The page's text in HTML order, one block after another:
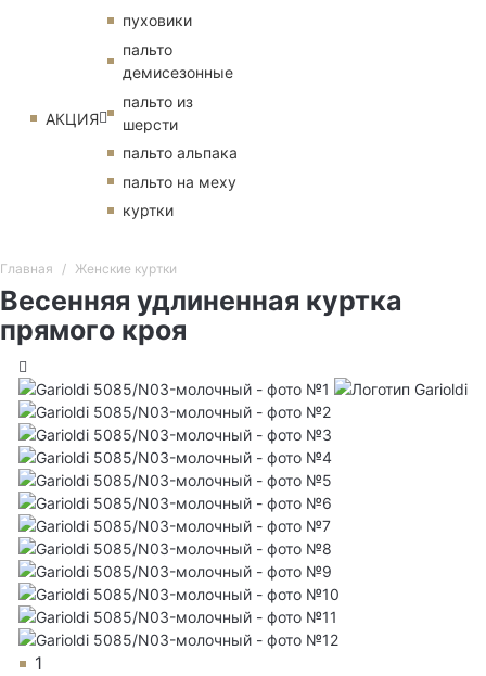
АКЦИЯ
пуховики
пальто
демисезонные
пальто из
шерсти
пальто альпака
пальто на меху
куртки
Главная Женские куртки
Весенняя удлиненная куртка
прямого кроя
1